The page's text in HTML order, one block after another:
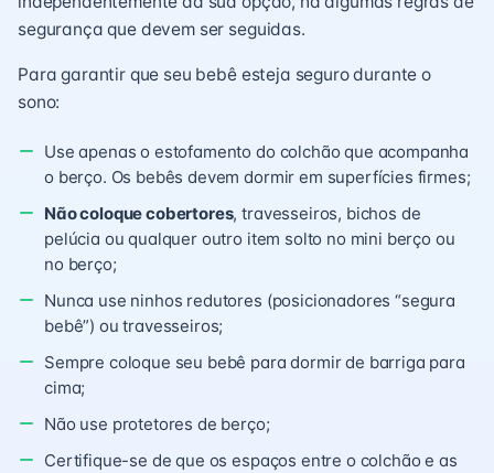
segurança que devem ser seguidas.
Para garantir que seu bebê esteja seguro durante o
sono:
Use apenas o estofamento do colchão que acompanha
o berço. Os bebês devem dormir em superfícies firmes;
Não coloque cobertores, travesseiros, bichos de
pelúcia ou qualquer outro item solto no mini berço ou
no berço;
Nunca use ninhos redutores (posicionadores “segura
bebê”) ou travesseiros;
Sempre coloque seu bebê para dormir de barriga para
cima;
Não use protetores de berço;
Certifique-se de que os espaços entre o colchão e as